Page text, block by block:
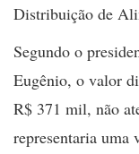
Distribuição de
Segundo o
Eugênio, o valor
R$ 371 mil, não
representaria uma